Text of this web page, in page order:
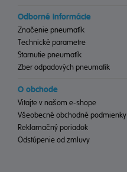
Odborné informácie
Značenie pneumatík
Technické parametre
Starnutie pneumatík
Zber odpadových pneumatík
O obchode
Vitajte v našom e-shope
Všeobecné obchodné podmienky
Reklamačný poriadok
Odstúpenie od zmluvy